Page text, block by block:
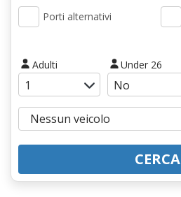
Porti alternativi
Adulti Under 26
CERCA